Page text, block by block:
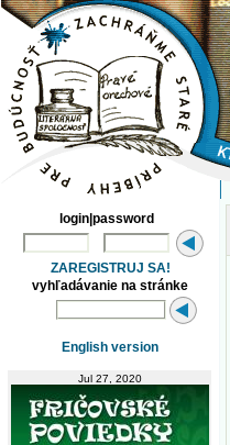
login|password
ZAREGISTRUJ SA!
vyhľadávanie na stránke
English version
Jul 27, 2020